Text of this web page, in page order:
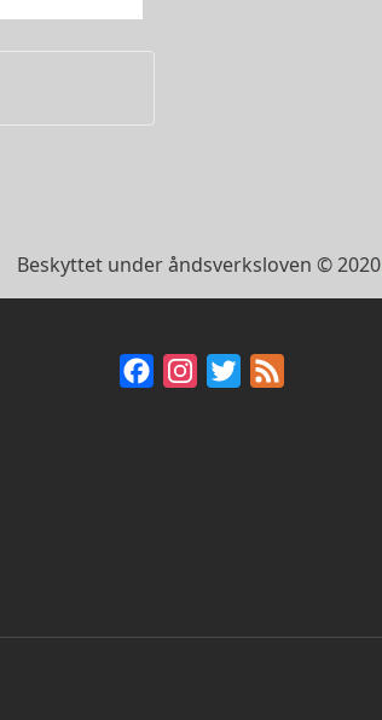
Beskyttet under åndsverksloven © 2020
FacebookInstagram
Twitter